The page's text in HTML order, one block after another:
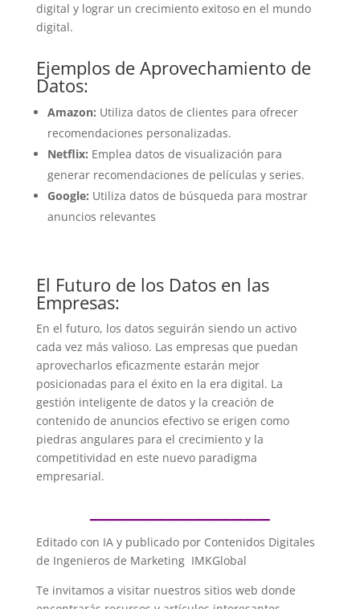
digital y lograr un crecimiento exitoso en el mundo
digital.
Ejemplos de Aprovechamiento de
Datos:
Amazon: Utiliza datos de clientes para ofrecer
recomendaciones personalizadas.
Netflix: Emplea datos de visualización para
generar recomendaciones de películas y series.
Google: Utiliza datos de búsqueda para mostrar
anuncios relevantes
El Futuro de los Datos en las
Empresas:
En el futuro, los datos seguirán siendo un activo
cada vez más valioso. Las empresas que puedan
aprovecharlos eficazmente estarán mejor
posicionadas para el éxito en la era digital. La
gestión inteligente de datos y la creación de
contenido de anuncios efectivo se erigen como
piedras angulares para el crecimiento y la
competitividad en este nuevo paradigma
empresarial.
Editado con IA y publicado por Contenidos Digitales
de Ingenieros de Marketing IMKGlobal
Te invitamos a visitar nuestros sitios web donde